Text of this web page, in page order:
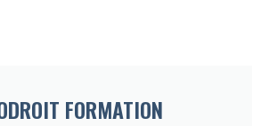
FORMATION